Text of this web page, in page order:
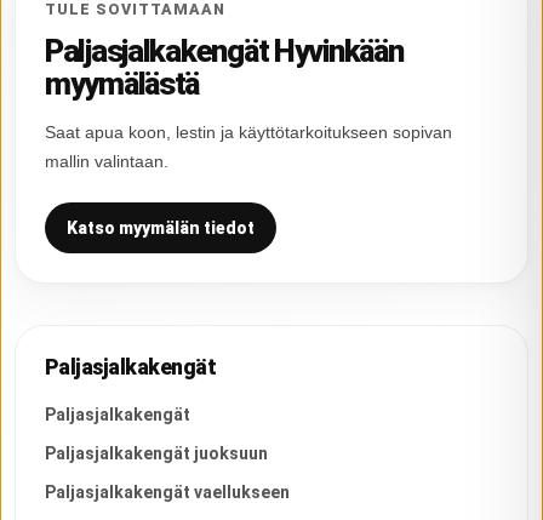
TULE SOVITTAMAAN
Paljasjalkakengät Hyvinkään
myymälästä
Saat apua koon, lestin ja käyttötarkoitukseen sopivan
mallin valintaan.
Katso myymälän tiedot
Paljasjalkakengät
Paljasjalkakengät
Paljasjalkakengät juoksuun
Paljasjalkakengät vaellukseen